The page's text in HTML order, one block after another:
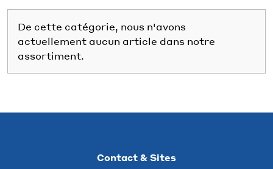
De cette catégorie, nous n'avons
actuellement aucun article dans notre
assortiment.
Contact & Sites